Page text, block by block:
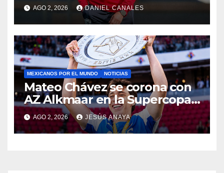
AGO 2, 2026 DANIEL CANALES
MEXICANOS POR EL MUNDO NOTICIAS
Mateo Chávez se corona con
AZ Alkmaar en la Supercopa
de Países Bajos
AGO 2, 2026 JESÚS ANAYA